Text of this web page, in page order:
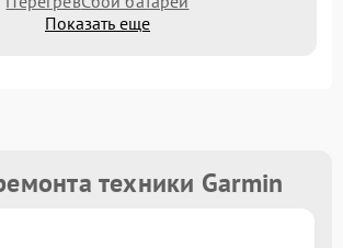
Показать еще
техники Garmin